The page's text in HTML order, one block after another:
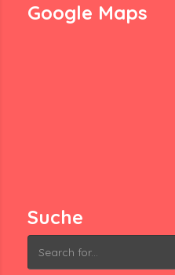
Google Maps
Suche
Search
for: